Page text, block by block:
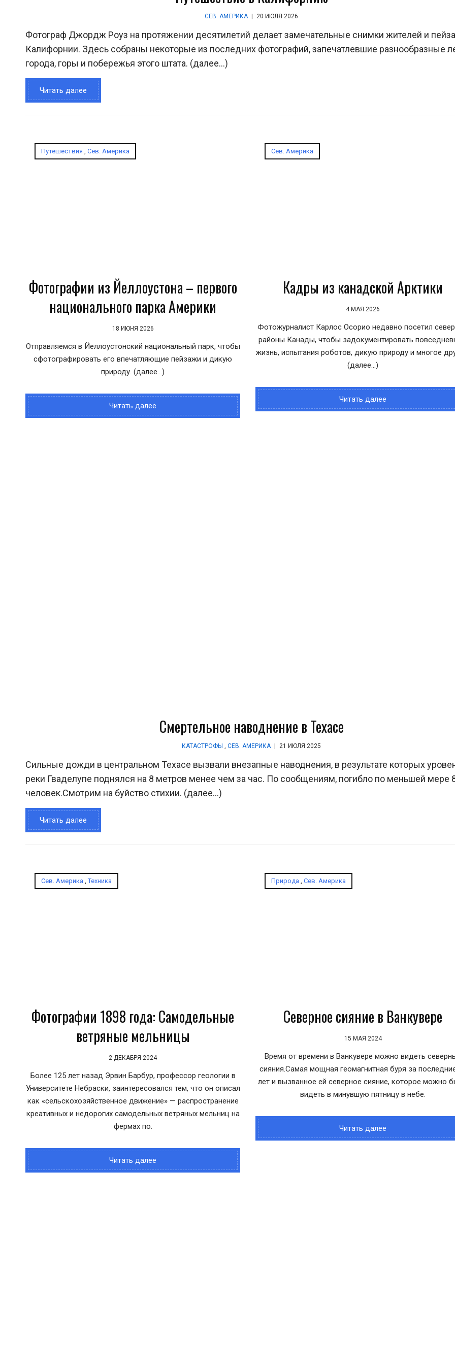
СЕВ. АМЕРИКА 20 ИЮЛЯ 2026
Фотограф Джордж Роуз на протяжении десятилетий делает замечательные снимки жителей и
Калифорнии. Здесь собраны некоторые из последних фотографий, запечатлевшие разнообразные
города, горы и побережья этого штата. (далее…)
Читать далее
Путешествия , Сев. Америка
Фотографии из Йеллоустона – первого
национального парка Америки
18 ИЮНЯ 2026
Отправляемся в Йеллоустонский национальный парк, чтобы
сфотографировать его впечатляющие пейзажи и дикую
природу. (далее…)
Читать далее
Сев. Америка
Кадры из канадской Арктики
4 МАЯ 2026
Фотожурналист Карлос Осорио недавно посетил
районы Канады, чтобы задокументировать
жизнь, испытания роботов, дикую природу и многое
(далее…)
Читать далее
Смертельное наводнение в Техасе
КАТАСТРОФЫ ,СЕВ. АМЕРИКА | 21 ИЮЛЯ 2025
Сильные дожди в центральном Техасе вызвали внезапные наводнения, в результате которых
реки Гваделупе поднялся на 8 метров менее чем за час. По сообщениям, погибло по меньшей мере
человек.Смотрим на буйство стихии. (далее…)
Читать далее
Сев. Америка ,Техника
Фотографии 1898 года: Самодельные
ветряные мельницы
2 ДЕКАБРЯ 2024
Более 125 лет назад Эрвин Барбур, профессор геологии в
Университете Небраски, заинтересовался тем, что он описал
как «сельскохозяйственное движение» — распространение
креативных и недорогих самодельных ветряных мельниц на
фермах по.
Читать далее
Природа ,Сев. Америка
Северное сияние в Ванкувере
15 МАЯ 2024
Время от времени в Ванкувере можно видеть
сияния.Самая мощная геомагнитная буря за
лет и вызванное ей северное сияние, которое можно
видеть в минувшую пятницу в небе.
Читать далее